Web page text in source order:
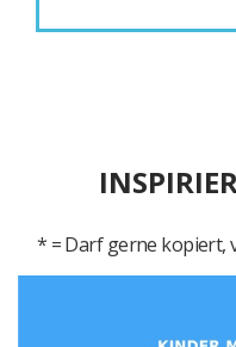
* = Darf gerne kopiert,